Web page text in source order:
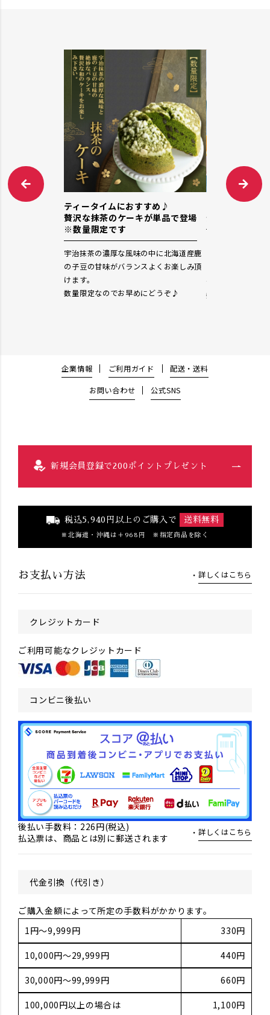
ティータイムにおすすめ♪
贅沢な抹茶のケーキが単品で登場
※数量限定です
宇治抹茶の濃厚な風味の中に北海道産鹿
の子豆の甘味がバランスよくお楽しみ頂
けます。
数量限定なのでお早めにどうぞ♪
登場！
☆
数量限定なので
企業情報 ご利用ガイド 配送・送料
お問い合わせ 公式SNS
新規会員登録で200ポイントプレゼント
税込5,940円以上のご購入で 送料無料
北海道・沖縄は＋968円 ※指定商品を除く
お支払い方法 詳しくはこちら
クレジットカード
ご利用可能なクレジットカード
コンビニ後払い
後払い手数料：226円(税込)
払込票は、商品とは別に郵送されます
詳しくはこちら
代金引換（代引き）
ご購入金額によって所定の手数料がかかります。
1円～9,999円
330円
10,000円～29,999円 440円
30,000円～99,999円 660円
100,000円以上の場合は 1,100円